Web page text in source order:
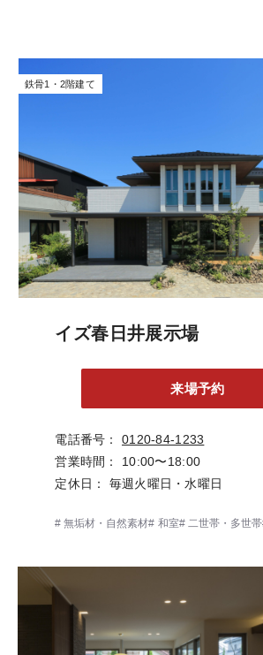
鉄骨1・2階建て
イズ春日井展示場
来場予約
電話番号
0120-84-1233
営業時間
10:00〜18:00
定休日
毎週火曜日・水曜日
無垢材・自然素材 和室 二世帯・多世帯